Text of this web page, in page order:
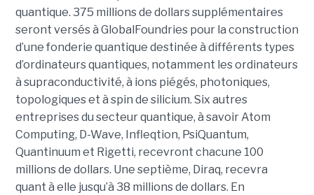
quantique. 375 millions de dollars supplémentaires
seront versés à GlobalFoundries pour la construction
d’une fonderie quantique destinée à différents types
d’ordinateurs quantiques, notamment les ordinateurs
à supraconductivité, à ions piégés, photoniques,
topologiques et à spin de silicium. Six autres
entreprises du secteur quantique, à savoir Atom
Computing, D-Wave, Infleqtion, PsiQuantum,
Quantinuum et Rigetti, recevront chacune 100
millions de dollars. Une septième, Diraq, recevra
quant à elle jusqu’à 38 millions de dollars. En